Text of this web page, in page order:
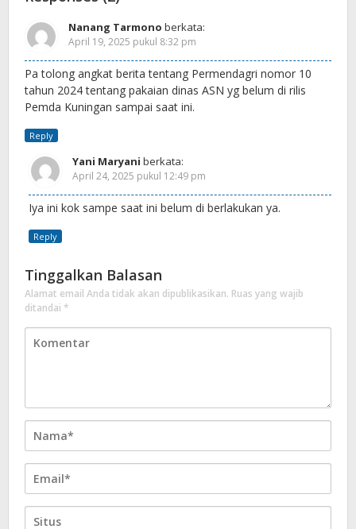
Nanang Tarmono berkata:
April 19, 2025 pukul 8:32 pm
Pa tolong angkat berita tentang Permendagri nomor 10
tahun 2024 tentang pakaian dinas ASN yg belum di rilis
Pemda Kuningan sampai saat ini.
Reply
Yani Maryani berkata:
April 24, 2025 pukul 12:49 pm
Iya ini kok sampe saat ini belum di berlakukan ya.
Reply
Tinggalkan Balasan
Alamat email Anda tidak akan dipublikasikan. Ruas yang wajib
ditandai *